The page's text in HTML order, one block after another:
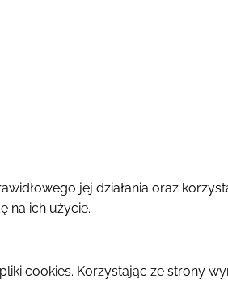
jej działania oraz
na ich użycie.
Opinie klientów Blog Kontakt
cookies. Korzystając ze strony